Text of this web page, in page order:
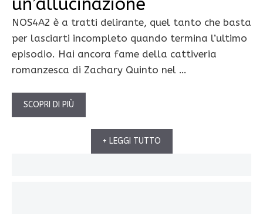
NOS4A2 è a tratti delirante, quel tanto che basta
per lasciarti incompleto quando termina l’ultimo
episodio. Hai ancora fame della cattiveria
romanzesca di Zachary Quinto nel …
SCOPRI DI PIÙ
+ LEGGI TUTTO